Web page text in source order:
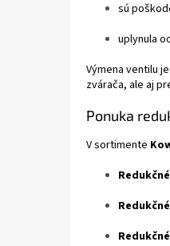
sú
uplynula
Výmena ventilu
zvárača, ale aj
Ponuka
V sortimente